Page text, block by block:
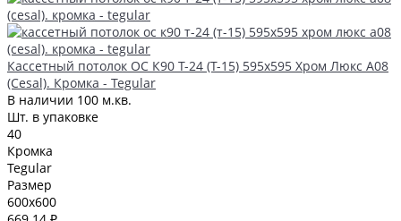
Кассетный потолок ОС К90 Т-24 (Т-15) 595х595 Хром Люкс А08
(Cesal). Кромка - Tegular
В наличии 100 м.кв.
Шт. в упаковке
40
Кромка
Tegular
Размер
600x600